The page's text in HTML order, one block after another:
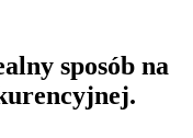
sposób na
.